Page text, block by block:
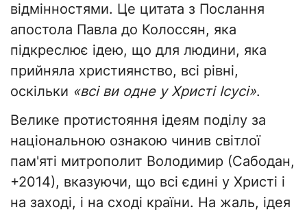
відмінностями. Це цитата з Послання
апостола Павла до Колоссян, яка
підкреслює ідею, що для людини, яка
прийняла християнство, всі рівні,
оскільки «всі ви одне у Христі Ісусі».
Велике протистояння ідеям поділу за
національною ознакою чинив світлої
пам'яті митрополит Володимир (Сабодан,
+2014), вказуючи, що всі єдині у Христі і
на заході, і на сході країни. На жаль, ідея